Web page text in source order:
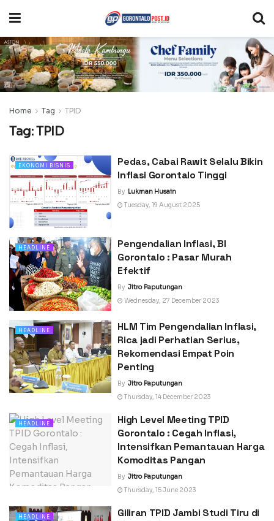
Home Tag TPID
Tag:TPID
EKONOMI BISNIS
Pedas, Cabai Rawit Selalu Bikin
Inflasi Gorontalo Tinggi
By Lukman Husain
Tuesday, 19 August 2025
HEADLINE
Pengendalian Inflasi, BI
Gorontalo : Pasar Murah
Efektif
By Jitro Paputungan
Wednesday, 27 December 2023
HEADLINE
HLM Tim Pengendalian Inflasi,
Rica jadi Perhatian Serius,
Rekomendasi Empat Poin
Penting
By Jitro Paputungan
Thursday, 14 December 2023
HEADLINE
High Level Meeting TPID
Gorontalo : Cegah Inflasi,
Intensifkan Pemantauan Harga
Komoditas Pangan
By Jitro Paputungan
Thursday, 15 June 2023
HEADLINE
Giliran TPID Jambi Studi Tiru di